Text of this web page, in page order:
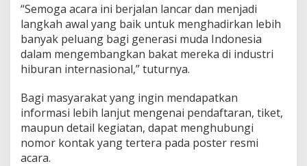
“Semoga acara ini berjalan lancar dan menjadi
langkah awal yang baik untuk menghadirkan lebih
banyak peluang bagi generasi muda Indonesia
dalam mengembangkan bakat mereka di industri
hiburan internasional,” tuturnya.
Bagi masyarakat yang ingin mendapatkan
informasi lebih lanjut mengenai pendaftaran, tiket,
maupun detail kegiatan, dapat menghubungi
nomor kontak yang tertera pada poster resmi
acara.